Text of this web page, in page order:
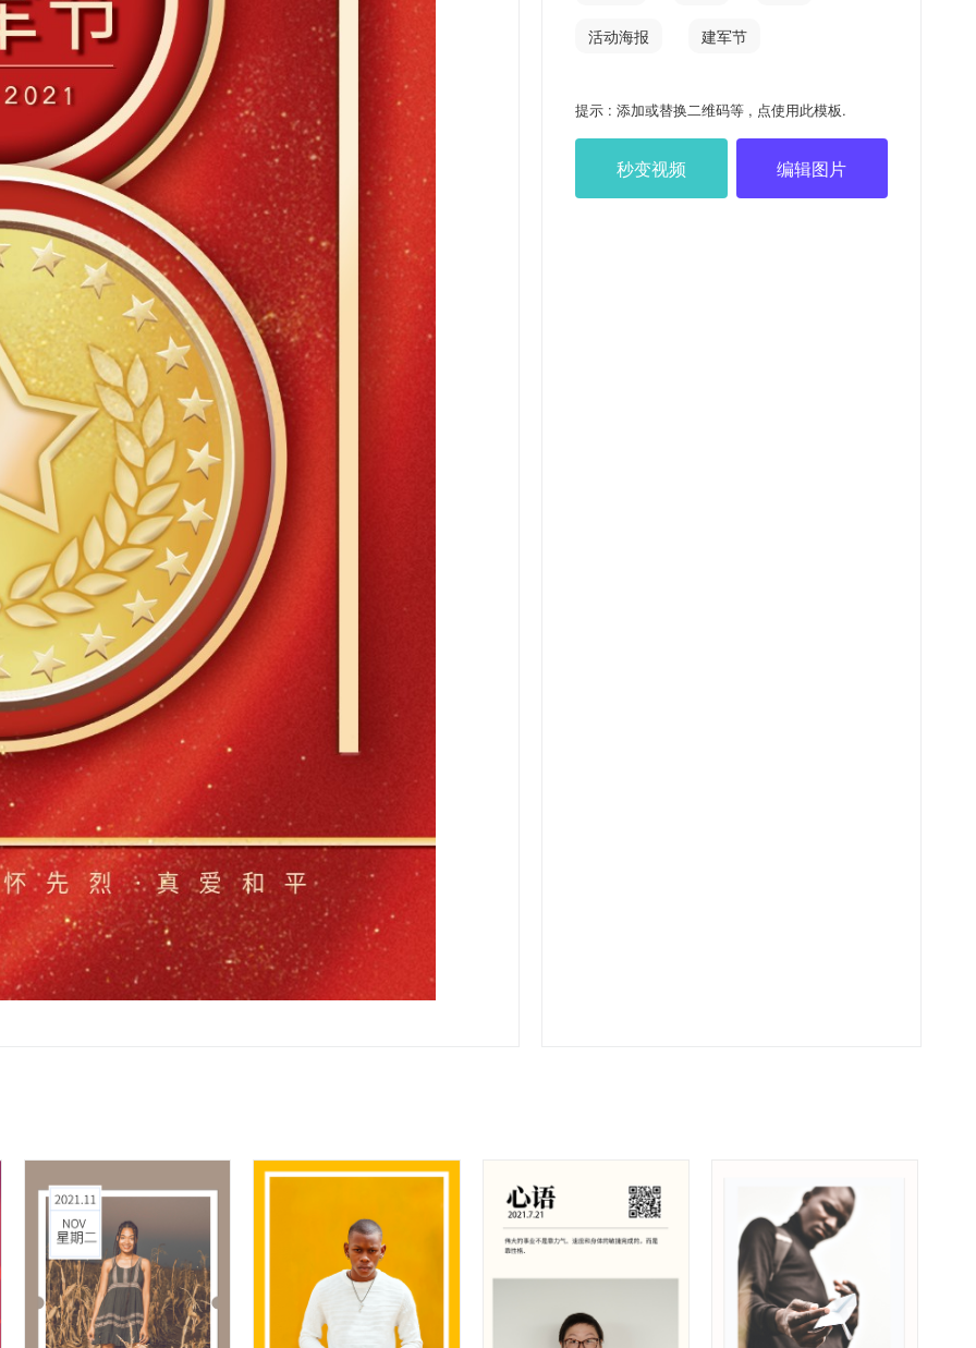
活动海报 建军节
提示 : 添加或替换二维码等 , 点使用此模板.
秒变视频 编辑图片